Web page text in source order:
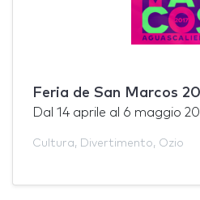
Feria de San Marcos
Dal 14 aprile al 6 maggio
Cultura, Divertimento, Ozio